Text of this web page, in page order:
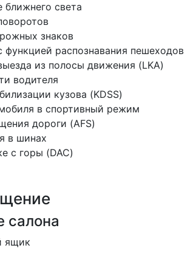
ближнего света
знаков
функцией распознавания пешеходов
из полосы движения (LKA)
водителя
кузова (KDSS)
в спортивный режим
дороги (AFS)
в шинах
с горы (DAC)
салона
ящик